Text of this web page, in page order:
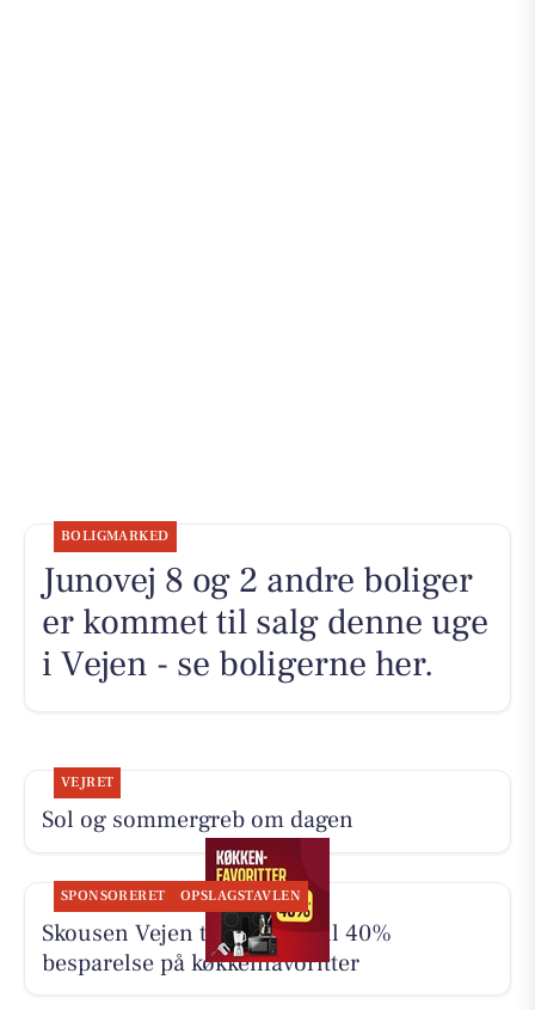
BOLIGMARKED
Junovej 8 og 2 andre boliger
er kommet til salg denne uge
i Vejen - se boligerne her.
VEJRET
Sol og sommergreb om dagen
SPONSORERET OPSLAGSTAVLEN
Skousen Vejen tilbyder op til 40%
besparelse på køkkenfavoritter